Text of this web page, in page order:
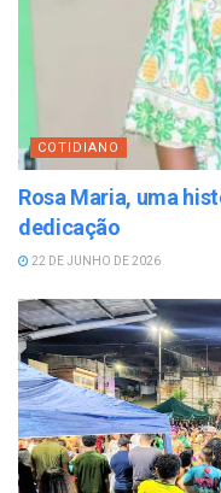
COTIDIANO
Rosa Maria, uma
dedicação
22 DE JUNHO DE 2026